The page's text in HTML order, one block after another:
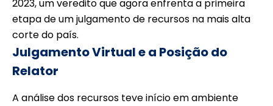
2023, um veredito que agora enfrenta a primeira
etapa de um julgamento de recursos na mais alta
corte do país.
Julgamento Virtual e a Posição do
Relator
A análise dos recursos teve início em ambiente